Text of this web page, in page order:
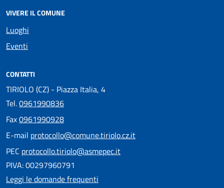
VIVERE IL COMUNE
Luoghi
Eventi
CONTATTI
TIRIOLO (CZ) - Piazza Italia, 4
Tel.0961990836
Fax0961990928
E-mail protocollo@comune.tiriolo.cz.it
PEC protocollo.tiriolo@asmepec.it
PIVA: 00297960791
Leggi le domande frequenti